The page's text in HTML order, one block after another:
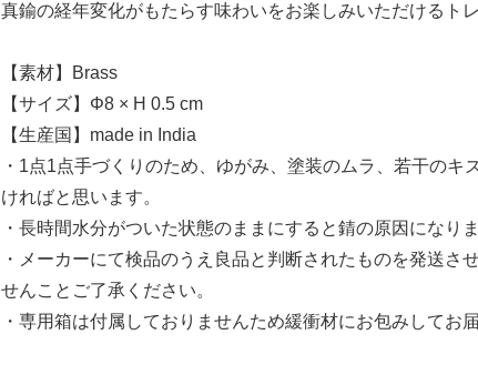
真鍮の経年変化がもたらす味わいをお楽しみいただけるトレ
【素材】Brass
【サイズ】Φ8 × H 0.5 cm
【生産国】made in India
・1点1点手づくりのため、ゆがみ、塗装のムラ、若干の
ければと思います。
・長時間水分がついた状態のままにすると錆の原因になり
・メーカーにて検品のうえ良品と判断されたものを発送
せんことご了承ください。
・専用箱は付属しておりませんため緩衝材にお包みしてお